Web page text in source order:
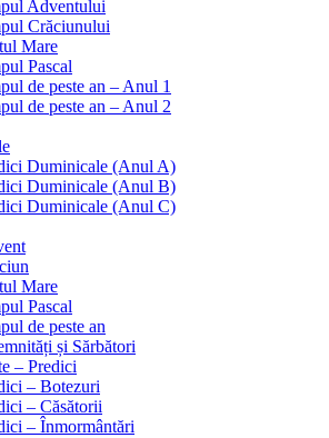
Adventului
Crăciunului
Mare
Pascal
de peste an – Anul 1
de peste an – Anul 2
Duminicale (Anul A)
Duminicale (Anul B)
Duminicale (Anul C)
Mare
Pascal
de peste an
și Sărbători
– Predici
– Botezuri
– Căsătorii
– Înmormântări